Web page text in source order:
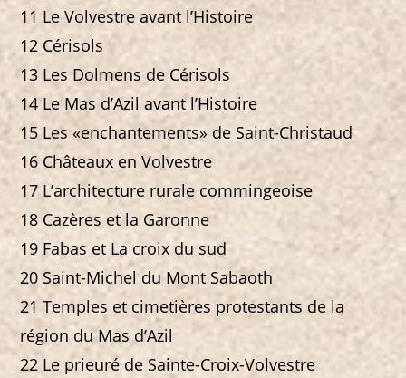
11 Le Volvestre avant l’Histoire
12 Cérisols
13 Les Dolmens de Cérisols
14 Le Mas d’Azil avant l’Histoire
15 Les «enchantements» de Saint-Christaud
16 Châteaux en Volvestre
17 L’architecture rurale commingeoise
18 Cazères et la Garonne
19 Fabas et La croix du sud
20 Saint-Michel du Mont Sabaoth
21 Temples et cimetières protestants de la
région du Mas d’Azil
22 Le prieuré de Sainte-Croix-Volvestre